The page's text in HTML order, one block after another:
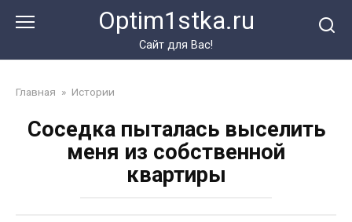
Optim1stka.ru
Сайт для Вас!
Главная » Истории
Соседка пыталась выселить
меня из собственной
квартиры